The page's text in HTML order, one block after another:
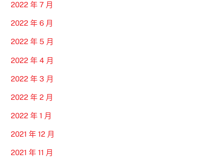
2022 年 7 月
2022 年 6 月
2022 年 5 月
2022 年 4 月
2022 年 3 月
2022 年 2 月
2022 年 1 月
2021 年 12 月
2021 年 11 月